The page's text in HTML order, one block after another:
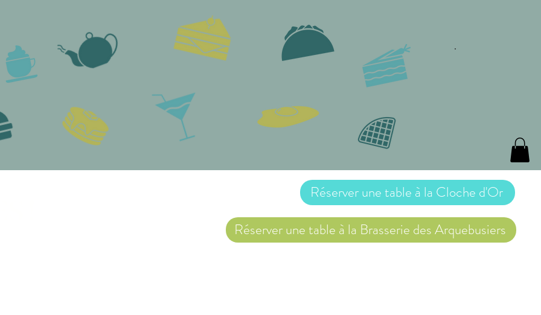
Réserver une table à la Cloche d'Or
Réserver une table à la Brasserie des Arquebusiers